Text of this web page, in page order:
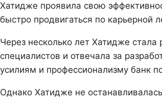
Хатидже проявила свою
быстро продвигаться по карьерной
Через несколько лет Хатидже
специалистов и отвечала за
усилиям и профессионализму банк
Однако Хатидже не